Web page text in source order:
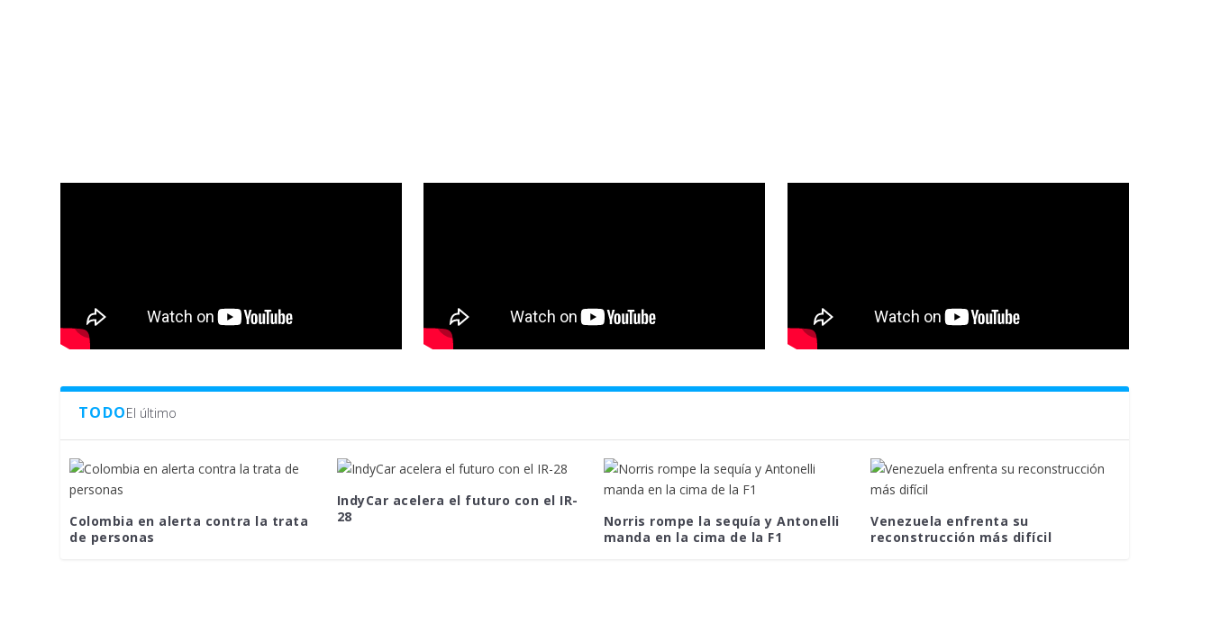
TODOEl último
Colombia en alerta contra la trata
de personas
IndyCar acelera el futuro con el IR-
28
Norris rompe la sequía y Antonelli
manda en la cima de la F1
Venezuela enfrenta su
reconstrucción más difícil